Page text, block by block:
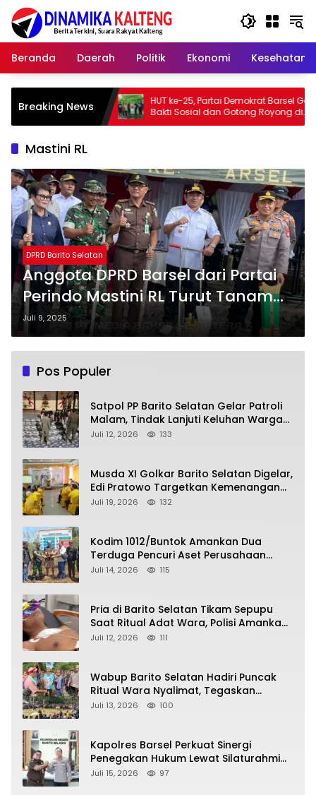
Langsung
konten
Beranda
Daerah Politik Ekonomi Kesehatan
Breaking NewsHUT ke-25, Partai Demokrat Barsel Gelar
Bakti Sosial dan Gotong Royong di
Langgar Nurul Ashfiya
Mastini RL
DPRD Barito Selatan
Anggota DPRD Barsel dari Partai
Perindo Mastini RL Turut Tanam
Jagung Serentak di Pamangka
Juli 9, 2025
Pos Populer
Satpol PP Barito Selatan Gelar Patroli
Malam, Tindak Lanjuti Keluhan Warga
soal Balap Liar dan Remaja Nongkrong
Juli 12, 2026 133
Musda XI Golkar Barito Selatan Digelar,
Edi Pratowo Targetkan Kemenangan
Partai pada Pemilu Mendatang
Juli 19, 2026 132
Kodim 1012/Buntok Amankan Dua
Terduga Pencuri Aset Perusahaan
Sitaan Satgas PKH, Satu Paket Diduga
Juli 14, 2026 115
Pria di Barito Selatan Tikam Sepupu
Saat Ritual Adat Wara, Polisi Amankan
Pelaku
Juli 12, 2026 111
Wabup Barito Selatan Hadiri Puncak
Ritual Wara Nyalimat, Tegaskan
Komitmen Lestarikan Budaya Dayak
Juli 13, 2026 100
Kapolres Barsel Perkuat Sinergi
Penegakan Hukum Lewat Silaturahmi
dengan Kajari Barito Selatan
Juli 15, 2026 97